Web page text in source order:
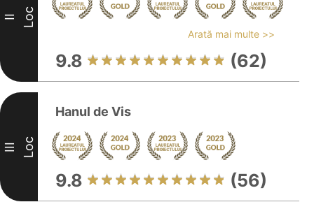
II Loc
Arată mai multe >>
9.8 (62)
III Loc
Hanul de Vis
9.8 (56)